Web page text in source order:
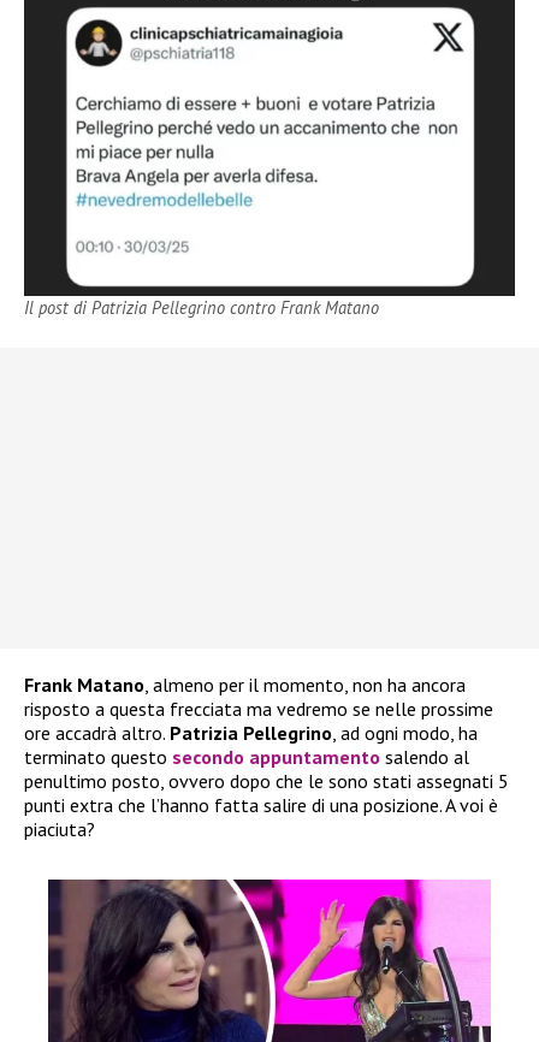
Il post di Patrizia Pellegrino contro Frank Matano
Frank Matano, almeno per il momento, non ha ancora
risposto a questa frecciata ma vedremo se nelle prossime
ore accadrà altro. Patrizia Pellegrino, ad ogni modo, ha
terminato questo secondo appuntamento salendo al
penultimo posto, ovvero dopo che le sono stati assegnati 5
punti extra che l’hanno fatta salire di una posizione. A voi è
piaciuta?